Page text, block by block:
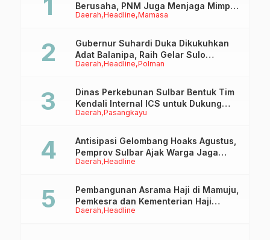
Daerah Headline Mamasa
Berusaha, PNM Juga Menjaga Mimpi
Anaknya Untuk Menggapai Cita-Cita
Daerah Headline Polman
Gubernur Suhardi Duka Dikukuhkan
Adat Balanipa, Raih Gelar Sulo
Tappidena
Daerah Pasangkayu
Dinas Perkebunan Sulbar Bentuk Tim
Kendali Internal ICS untuk Dukung
Sertifikasi ISPO Pekebun di
Daerah Headline
Antisipasi Gelombang Hoaks Agustus,
Pemprov Sulbar Ajak Warga Jaga
Ruang Digital
Daerah Headline
Pembangunan Asrama Haji di Mamuju,
Pemkesra dan Kementerian Haji
Sulbar Tinjau Lokasi